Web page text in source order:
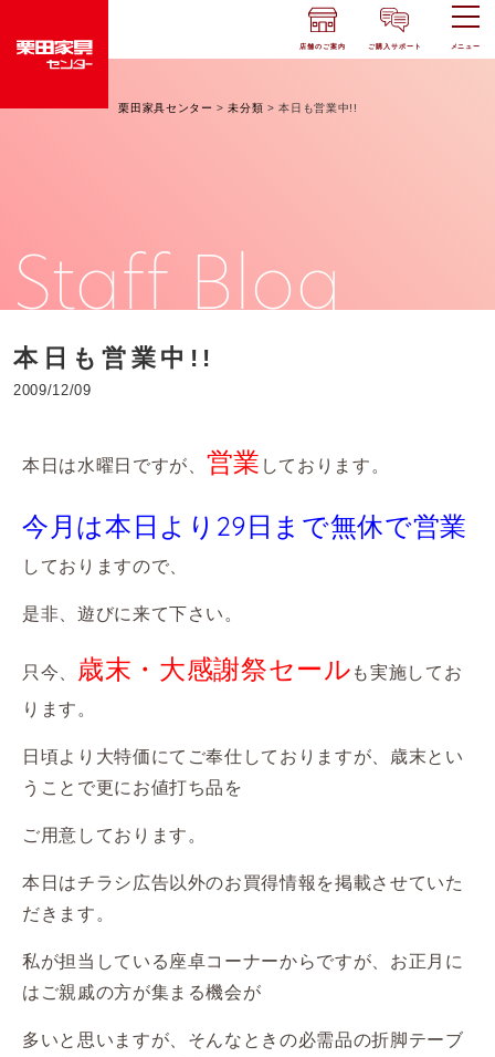
店舗のご案内 ご購入サポート メニュー
栗田家具センター >未分類 >本日も営業中!!
Staff Blog
本日も営業中!!
2009/12/09
本日は水曜日ですが、 営業 しております。
今月は本日より29日まで無休で営業
しておりますので、
是非、遊びに来て下さい。
只今、 歳末・大感謝祭セール も実施してお
ります。
日頃より大特価にてご奉仕しておりますが、歳末とい
うことで更にお値打ち品を
ご用意しております。
本日はチラシ広告以外のお買得情報を掲載させていた
だきます。
私が担当している座卓コーナーからですが、お正月に
はご親戚の方が集まる機会が
多いと思いますが、そんなときの必需品の折脚テーブ